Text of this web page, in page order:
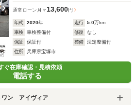
通常ローン 月々 13,600円
年式 2020年 走行 5.0万km
車検
車検整備付 修復
なし
保証
保証付 整備
法定整備付
住所
兵庫県宝塚市
ぐ在庫確認・見積依頼
電話する
ワン アイヴィア